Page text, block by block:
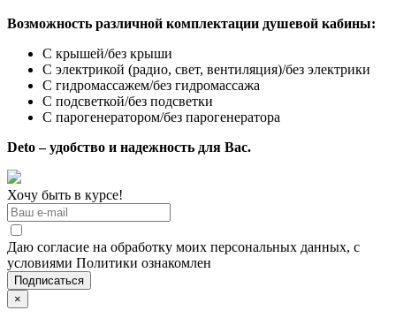
Возможность различной комплектации душевой кабины:
С крышей/без крыши
С электрикой (радио, свет, вентиляция)/без электрики
С гидромассажем/без гидромассажа
С подсветкой/без подсветки
С парогенератором/без парогенератора
Deto – удобство и надежность для Вас.
Хочу быть в курсе!
Даю согласие на обработку моих персональных данных, с
условиями Политики ознакомлен
×